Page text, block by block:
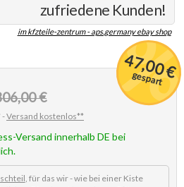
zufriedene Kunden!
im kfzteile-zentrum - aps.germany ebay shop
47,00 €
gespart
€
-Versand kostenlos**
Versand innerhalb DE bei
, für das wir - wie bei einer Kiste